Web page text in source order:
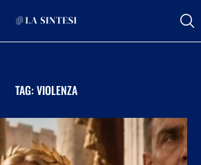
TAG:VIOLENZA